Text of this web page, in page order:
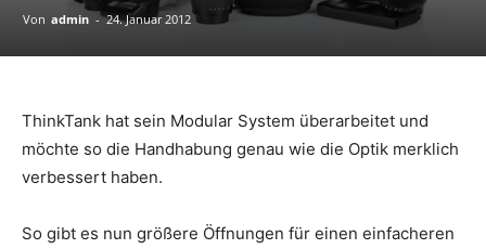
Von admin - 24. Januar 2012
ThinkTank hat sein Modular System überarbeitet und
möchte so die Handhabung genau wie die Optik merklich
verbessert haben.
So gibt es nun größere Öffnungen für einen einfacheren